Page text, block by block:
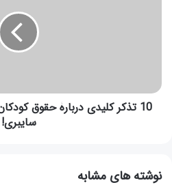
10 تذکر کلیدی دربارۀ حقوق
سایبری!
نوشته های مشابه